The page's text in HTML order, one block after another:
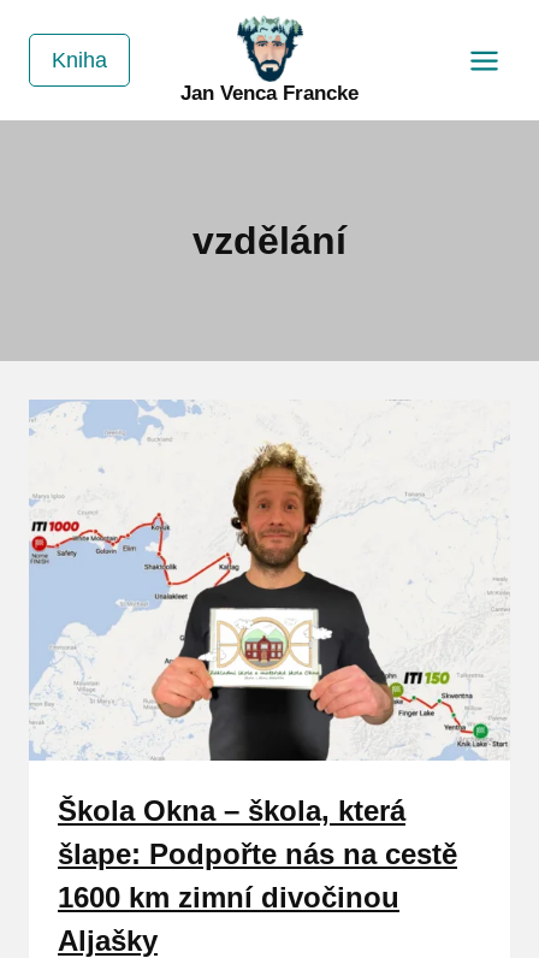
Kniha
Jan Venca Francke
vzdělání
Škola Okna – škola, která
šlape: Podpořte nás na cestě
1600 km zimní divočinou
Aljašky